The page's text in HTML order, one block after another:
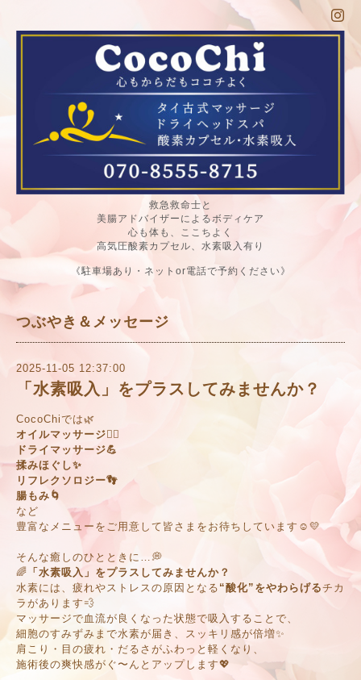
救急救命士と
美腸アドバイザーによるボディケア
心も体も、ここちよく
高気圧酸素カプセル、水素吸入有り
《駐車場あり・ネットor電話で予約ください》
つぶやき＆メッセージ
2025-11-05 12:37:00
「水素吸入」をプラスしてみませんか？
CocoChiでは🌿
オイルマッサージ💆‍♀️
ドライマッサージ💪
揉みほぐし✨
リフレクソロジー👣
腸もみ🌀
など
豊富なメニューをご用意して皆さまをお待ちしています☺️💛
そんな癒しのひとときに…💭
🌈 「水素吸入」をプラスしてみませんか？
水素には、疲れやストレスの原因となる “酸化”をやわらげるチカ
ラがあります💨
マッサージで血流が良くなった状態で吸入することで、
細胞のすみずみまで水素が届き、スッキリ感が倍増✨
肩こり・目の疲れ・だるさがふわっと軽くなり、
施術後の爽快感がぐ〜んとアップします💖